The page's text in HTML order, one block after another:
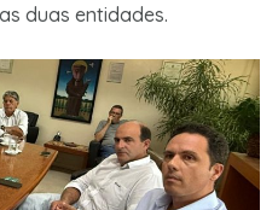
duas entidades.